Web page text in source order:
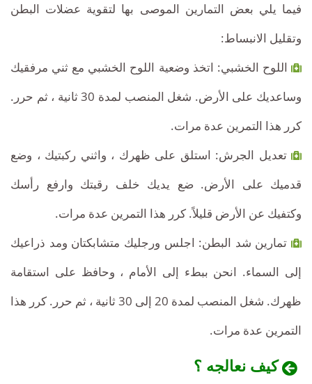
فيما يلي بعض التمارين الموصى بها لتقوية عضلات البطن
وتقليل الانبساط:
اللوح الخشبي: اتخذ وضعية اللوح الخشبي مع ثني مرفقيك
وساعديك على الأرض. شغل المنصب لمدة 30 ثانية ، ثم حرر.
كرر هذا التمرين عدة مرات.
تعديل الجرش: استلق على ظهرك ، واثني ركبتيك ، وضع
قدميك على الأرض. ضع يديك خلف رقبتك وارفع رأسك
وكتفيك عن الأرض قليلاً. كرر هذا التمرين عدة مرات.
تمارين شد البطن: اجلس ورجليك متشابكتان ومد ذراعيك
إلى السماء. انحن ببطء إلى الأمام ، وحافظ على استقامة
ظهرك. شغل المنصب لمدة 20 إلى 30 ثانية ، ثم حرر. كرر هذا
التمرين عدة مرات.
كيف نعالجه ؟